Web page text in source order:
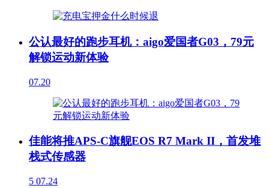
公认最好的跑步耳机：aigo爱国者G03，79元
解锁运动新体验
07.20
佳能将推APS-C旗舰EOS R7 Mark II，首发堆
栈式传感器
5 07.24